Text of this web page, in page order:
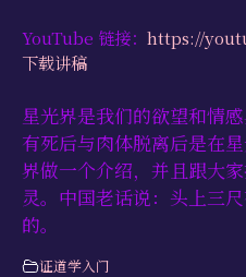
联系我们
YouTube 链接： https://
下载讲稿
星光界是我们的欲望和情
有死后与肉体脱离后是在
界做一个介绍，并且跟大
灵。中国老话说：头上三
的。
证道学入门